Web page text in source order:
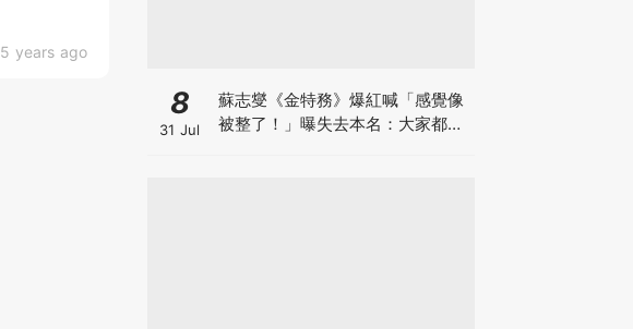
5 years ago
8
31 Jul
蘇志燮《金特務》爆紅喊「感覺像
被整了！」曝失去本名：大家都叫